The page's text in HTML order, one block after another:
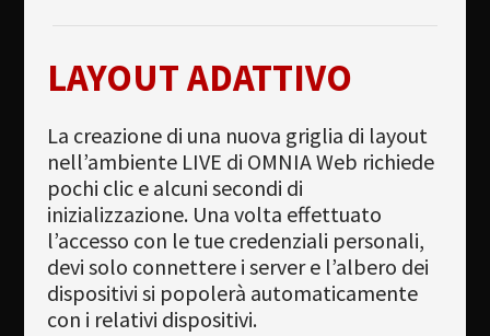
LAYOUT ADATTIVO
La creazione di una nuova griglia di layout
nell’ambiente LIVE di OMNIA Web richiede
pochi clic e alcuni secondi di
inizializzazione. Una volta effettuato
l’accesso con le tue credenziali personali,
devi solo connettere i server e l’albero dei
dispositivi si popolerà automaticamente
con i relativi dispositivi.